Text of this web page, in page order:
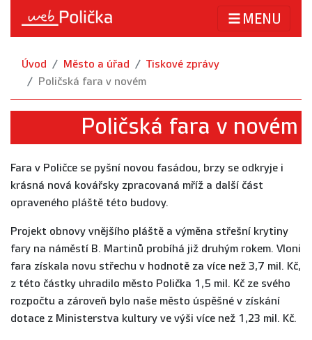
MENU
Úvod Město a úřad
Tiskové zprávy
Poličská fara v novém
Poličská fara v novém
Fara v Poličce se pyšní novou fasádou, brzy se odkryje i
krásná nová kovářsky zpracovaná mříž a další část
opraveného pláště této budovy.
Projekt obnovy vnějšího pláště a výměna střešní krytiny
fary na náměstí B. Martinů probíhá již druhým rokem. Vloni
fara získala novu střechu v hodnotě za více než 3,7 mil. Kč,
z této částky uhradilo město Polička 1,5 mil. Kč ze svého
rozpočtu a zároveň bylo naše město úspěšné v získání
dotace z Ministerstva kultury ve výši více než 1,23 mil. Kč.